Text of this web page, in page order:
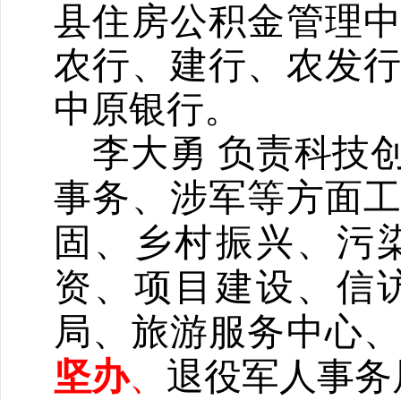
县住房公积金管理
农行、建行、农发
中原银行。
李大勇 负责科技
事务、 涉军等方面
固、乡村振兴、污
资、项目建设、信
局、旅游服务中心
坚办、 退役军人事务